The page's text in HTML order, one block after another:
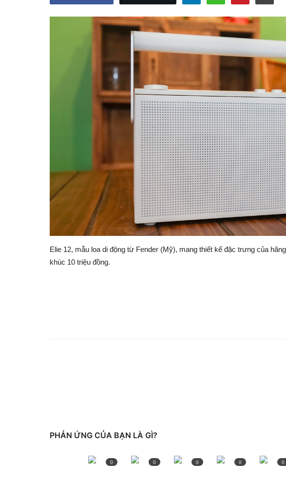
Elie 12, mẫu loa di động từ Fender (Mỹ), mang thiết kế đặc trưng của
khúc 10 triệu đồng.
PHẢN ỨNG CỦA BẠN LÀ GÌ?
0 0 0 0 0